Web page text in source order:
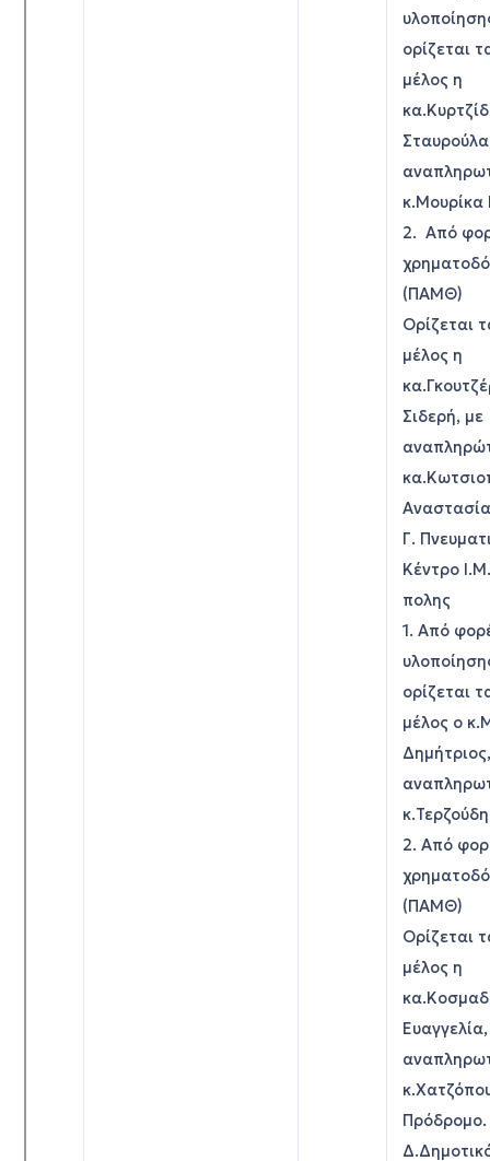
ορίζεται
μέλος η
κ.Μουρίκα
2. Από
(ΠΑΜΘ)
Ορίζεται
μέλος η
Σιδερή, με
Γ.
Κέντρο
πολης
1. Από
ορίζεται
μέλος ο
2. Από
(ΠΑΜΘ)
Ορίζεται
μέλος η
Πρόδρομο.